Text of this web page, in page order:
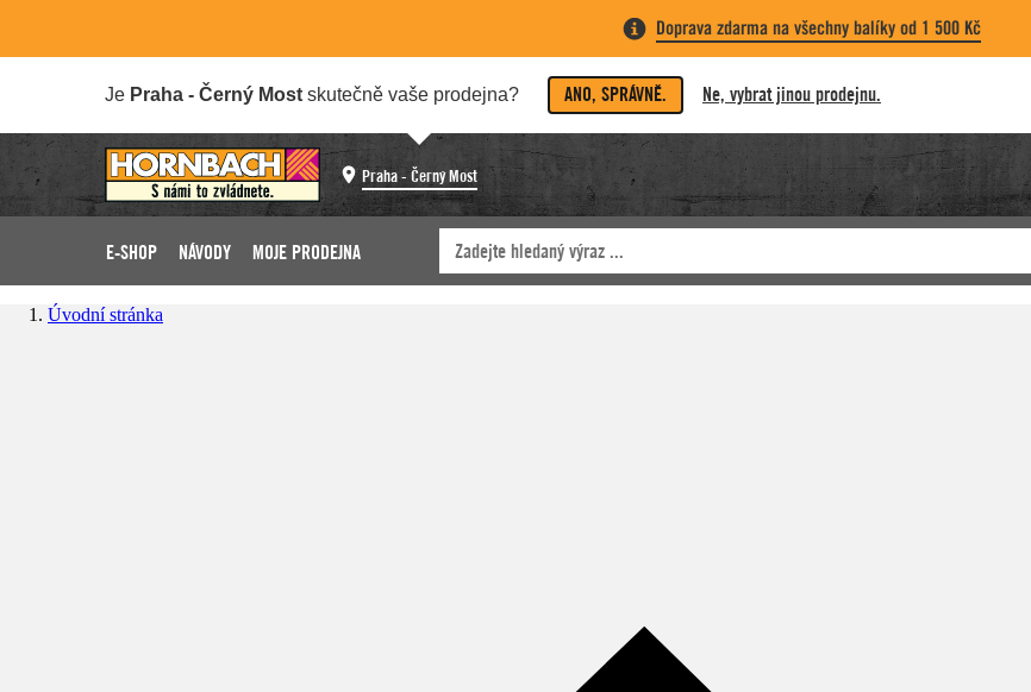
Doprava zdarma na všechny balíky od 1 500 Kč
Je Praha - Černý Most skutečně vaše prodejna? ANO, SPRÁVNĚ. Ne, vybrat jinou prodejnu.
Praha - Černý Most
E-SHOP NÁVODY MOJE PRODEJNA
Úvodní stránka